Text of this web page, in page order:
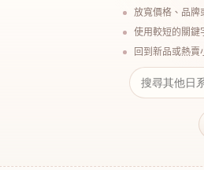
放寬價格、品牌
使用較短的關鍵
回到新品或熱賣